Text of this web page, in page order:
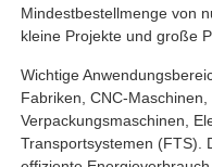
Mindestbestellmenge von
kleine Projekte und große
Wichtige
Fabriken, CNC-
Verpackungsmaschinen,
Transportsystemen (FTS).